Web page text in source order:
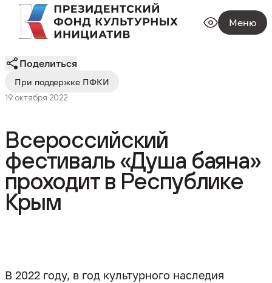
Меню
При поддержке ПФКИ
19 октября 2022
Поделиться
Всероссийский
фестиваль «Душа баяна»
проходит в Республике
Крым
В 2022 году, в год культурного наследия